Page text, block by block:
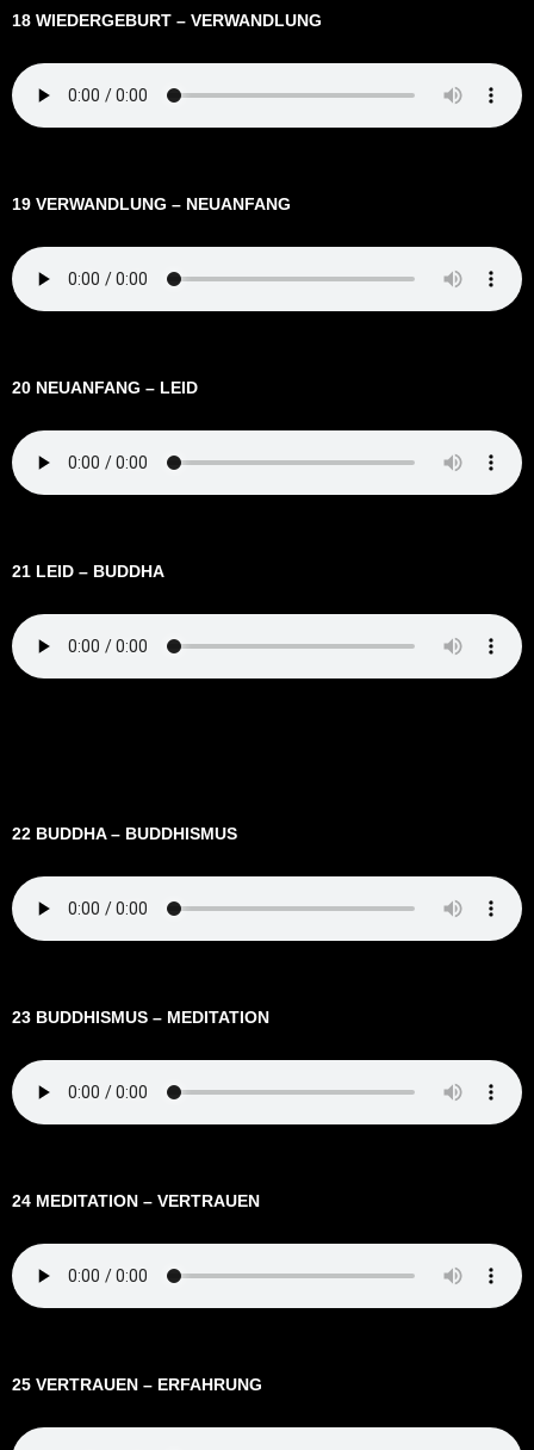
18 WIEDERGEBURT – VERWANDLUNG
19 VERWANDLUNG – NEUANFANG
20 NEUANFANG – LEID
21 LEID – BUDDHA
22 BUDDHA – BUDDHISMUS
23 BUDDHISMUS – MEDITATION
24 MEDITATION – VERTRAUEN
25 VERTRAUEN – ERFAHRUNG